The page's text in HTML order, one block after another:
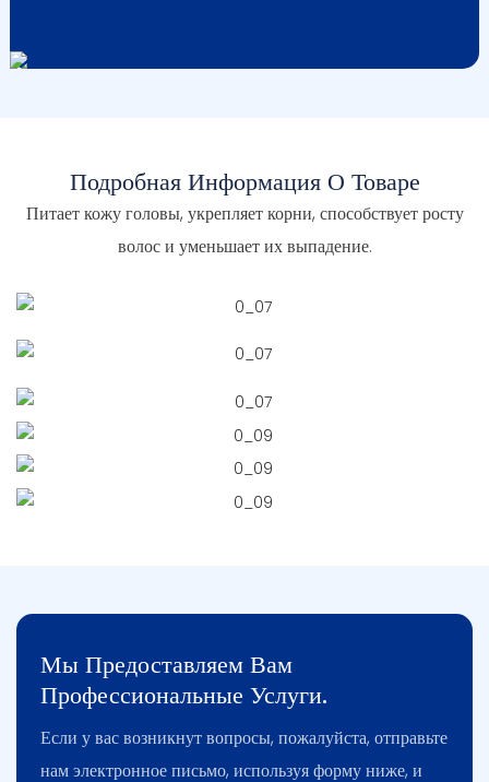
Подробная Информация О Товаре
Питает кожу головы, укрепляет корни, способствует росту
волос и уменьшает их выпадение.
Мы Предоставляем Вам
Профессиональные Услуги.
Если у вас возникнут вопросы, пожалуйста, отправьте
нам электронное письмо, используя форму ниже, и